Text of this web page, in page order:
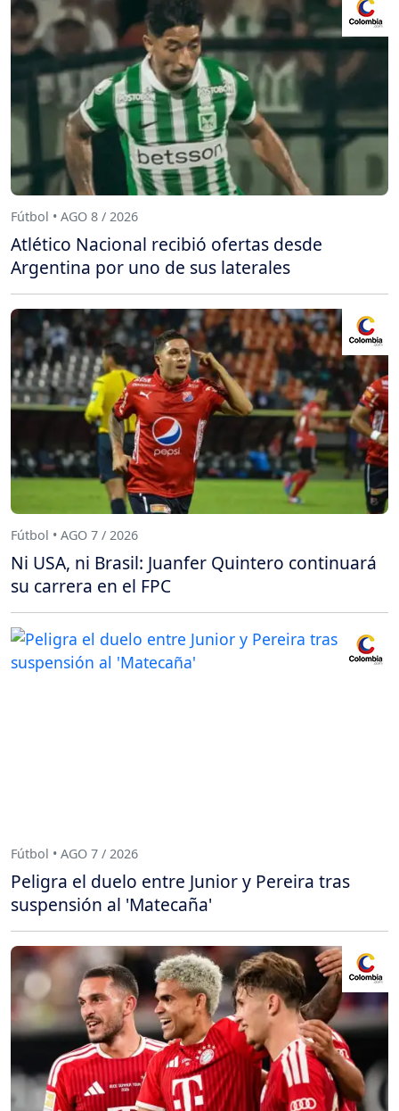
Fútbol • AGO 8 / 2026
Atlético Nacional recibió ofertas desde
Argentina por uno de sus laterales
Fútbol • AGO 7 / 2026
Ni USA, ni Brasil: Juanfer Quintero continuará
su carrera en el FPC
Fútbol • AGO 7 / 2026
Peligra el duelo entre Junior y Pereira tras
suspensión al 'Matecaña'